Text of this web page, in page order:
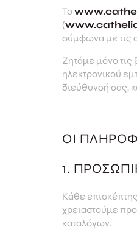
Το
(
σύμφωνα με τις
Ζητάμε μόνο
ηλεκτρονικού
διεύθυνσή σας,
ΟΙ
1.
Κάθε
χρειαστούμε
καταλόγων.